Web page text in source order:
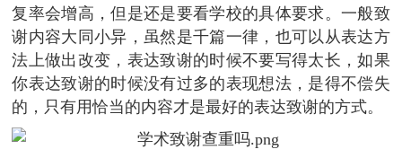
复率会增高，但是还是要看学校的具体要求。一般致
谢内容大同小异，虽然是千篇一律，也可以从表达方
法上做出改变，表达致谢的时候不要写得太长，如果
你表达致谢的时候没有过多的表现想法，是得不偿失
的，只有用恰当的内容才是最好的表达致谢的方式。